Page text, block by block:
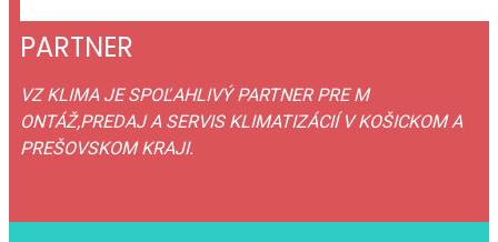
PARTNER
VZ KLIMA JE SPOĽAHLIVÝ PARTNER PRE M​
ONTÁŽ,PREDAJ A SERVIS KLIMATIZÁCIÍ V KOŠICKOM A
PREŠOVSKOM KRAJI.